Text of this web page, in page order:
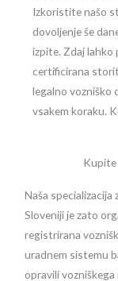
Izkoristite našo
dovoljenje še
izpite. Zdaj
certificirana
legalno vozniško
vsakem koraku.
Kupite
Naša
Sloveniji je zato
registrirana
uradnem sistemu
opravili